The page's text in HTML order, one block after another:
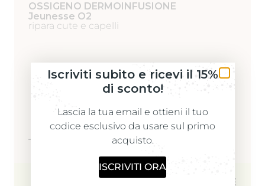
OSSIGENO DERMOINFUSIONE
Jeunesse O2
ripara cute e capelli
STORE
Iscriviti subito e ricevi il 15%
di sconto!
Lascia la tua email e ottieni il tuo
codice esclusivo da usare sul primo
acquisto.
ISCRIVITI ORA